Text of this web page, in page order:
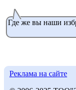
Где же вы наши
Реклама на сайте